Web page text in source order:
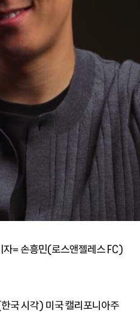
자= 손흥민(로스앤젤레스 FC)
국 시각) 미국 캘리포니아주